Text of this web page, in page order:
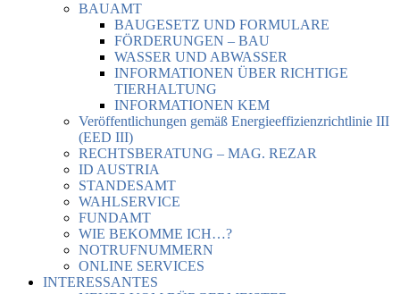
BAUAMT
BAUGESETZ UND FORMULARE
FÖRDERUNGEN – BAU
WASSER UND ABWASSER
INFORMATIONEN ÜBER RICHTIGE
TIERHALTUNG
INFORMATIONEN KEM
Veröffentlichungen gemäß Energieeffizienzrichtlinie III
(EED III)
RECHTSBERATUNG – MAG. REZAR
ID AUSTRIA
STANDESAMT
WAHLSERVICE
FUNDAMT
WIE BEKOMME ICH…?
NOTRUFNUMMERN
ONLINE SERVICES
INTERESSANTES